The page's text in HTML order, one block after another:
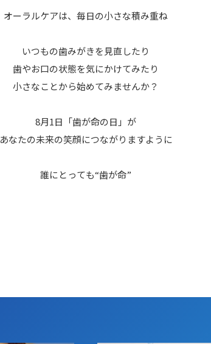
オーラルケアは、毎日の小さな積み重ね
いつもの歯みがきを見直したり
歯やお口の状態を気にかけてみたり
小さなことから始めてみませんか？
8月1日「歯が命の日」が
あなたの未来の笑顔につながりますように
誰にとっても“歯が命”